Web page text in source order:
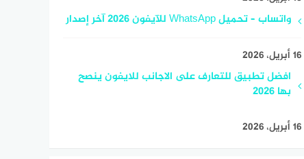
واتساب – تحميل WhatsApp للآيفون 2026 آخر إصدار
16 أبريل، 2026
افضل تطبيق للتعارف على الاجانب للايفون ينصح
بها 2026
16 أبريل، 2026